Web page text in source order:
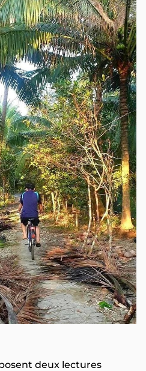
deux lectures